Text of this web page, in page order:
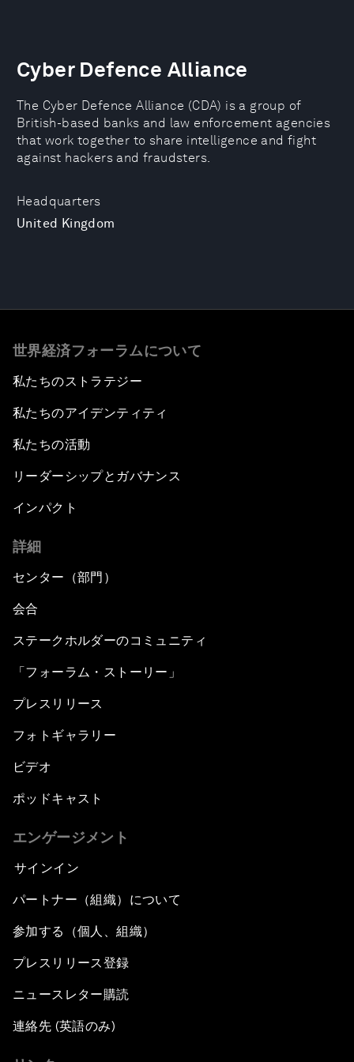
Headquarters
United Kingdom
Cyber Defence Alliance
The Cyber Defence Alliance (CDA) is a group of
British-based banks and law enforcement agencies
that work together to share intelligence and fight
against hackers and fraudsters.
世界経済フォーラムについて
私たちのストラテジー
私たちのアイデンティティ
私たちの活動
リーダーシップとガバナンス
インパクト
詳細
センター（部門）
会合
ステークホルダーのコミュニティ
「フォーラム・ストーリー」
プレスリリース
フォトギャラリー
ビデオ
ポッドキャスト
エンゲージメント
サインイン
パートナー（組織）について
参加する（個人、組織）
プレスリリース登録
ニュースレター購読
連絡先 (英語のみ)